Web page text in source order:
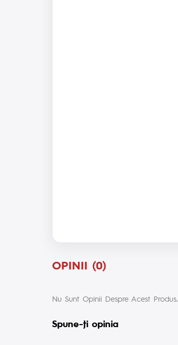
OPINII (0)
Nu Sunt Opinii Despre Acest Produs.
Spune-ţi opinia